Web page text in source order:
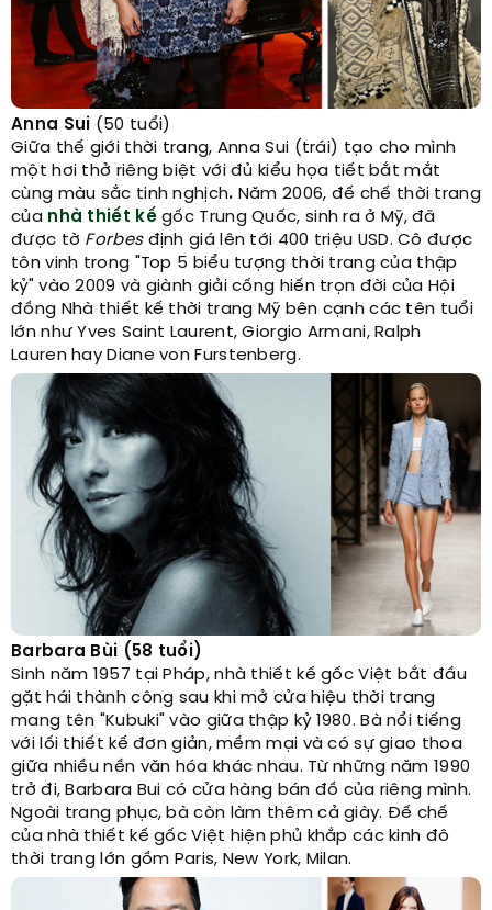
Anna Sui (50 tuổi)
Giữa thế giới thời trang, Anna Sui (trái) tạo cho mình
một hơi thở riêng biệt với đủ kiểu họa tiết bắt mắt
cùng màu sắc tinh nghịch. Năm 2006, đế chế thời trang
của nhà thiết kếgốc Trung Quốc, sinh ra ở Mỹ, đã
được tờ Forbesđịnh giá lên tới 400 triệu USD. Cô được
tôn vinh trong "Top 5 biểu tượng thời trang của thập
kỷ" vào 2009 và giành giải cống hiến trọn đời của Hội
đồng Nhà thiết kế thời trang Mỹ bên cạnh các tên tuổi
lớn như Yves Saint Laurent, Giorgio Armani, Ralph
Lauren hay Diane von Furstenberg.
Barbara Bùi (58 tuổi)
Sinh năm 1957 tại Pháp, nhà thiết kế gốc Việt bắt đầu
gặt hái thành công sau khi mở cửa hiệu thời trang
mang tên "Kubuki" vào giữa thập kỷ 1980. Bà nổi tiếng
với lối thiết kế đơn giản, mềm mại và có sự giao thoa
giữa nhiều nền văn hóa khác nhau. Từ những năm 1990
trở đi, Barbara Bui có cửa hàng bán đồ của riêng mình.
Ngoài trang phục, bà còn làm thêm cả giày. Đế chế
của nhà thiết kế gốc Việt hiện phủ khắp các kinh đô
thời trang lớn gồm Paris, New York, Milan.